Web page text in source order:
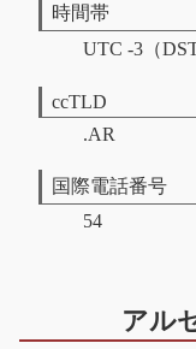
時間帯
UTC -3（
ccTLD
.AR
国際電話番号
54
アル